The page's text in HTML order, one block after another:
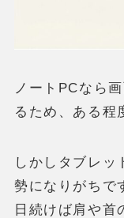
ノートPCなら
るため、ある程
しかしタブレッ
勢になりがちで
日続けば肩や首